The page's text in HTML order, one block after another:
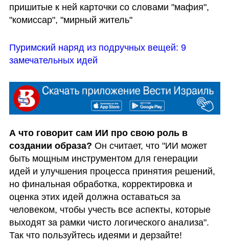
пришитые к ней карточки со словами "мафия",
"комиссар", "мирный житель"
Пуримский наряд из подручных вещей: 9
замечательных идей
А что говорит сам ИИ про свою роль в
создании образа? Он считает, что "ИИ может
быть мощным инструментом для генерации
идей и улучшения процесса принятия решений,
но финальная обработка, корректировка и
оценка этих идей должна оставаться за
человеком, чтобы учесть все аспекты, которые
выходят за рамки чисто логического анализа".
Так что пользуйтесь идеями и дерзайте!